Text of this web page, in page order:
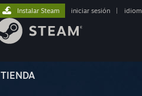
TIENDA
Instalar Steam iniciar sesión